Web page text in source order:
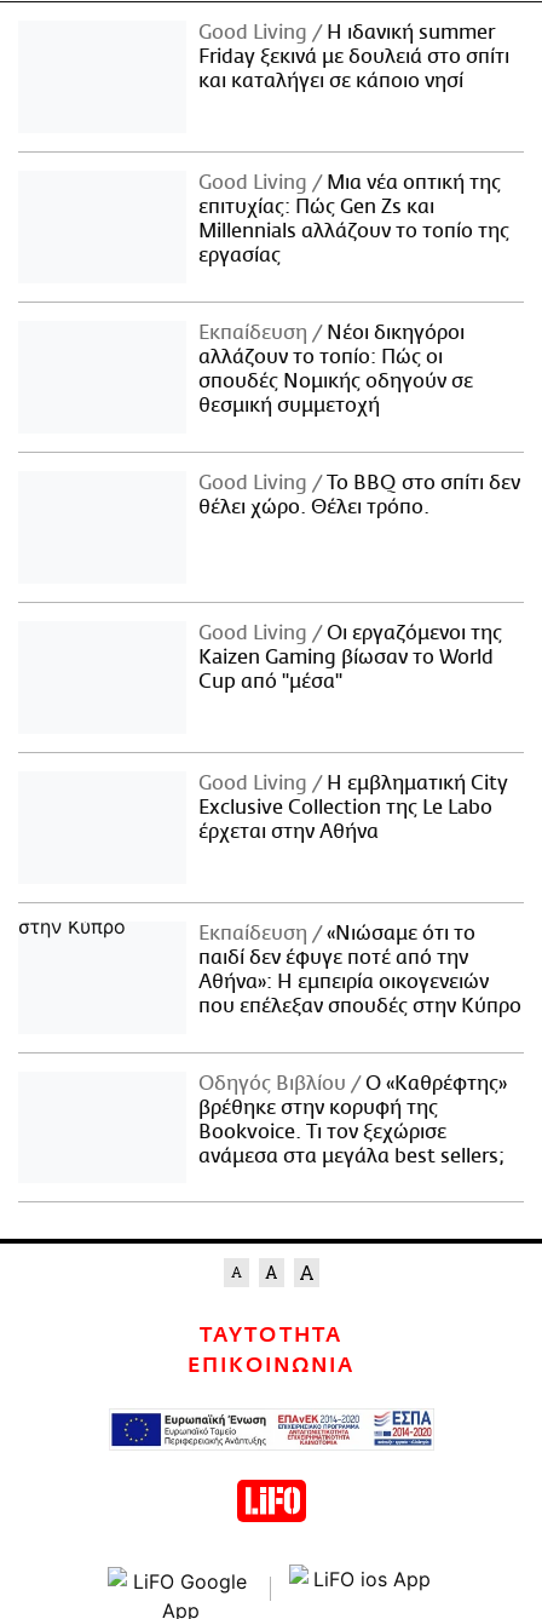
Good Living
Η ιδανική summer
Friday ξεκινά με δουλειά στο σπίτι
και καταλήγει σε κάποιο νησί
Good Living
Μια νέα οπτική της
επιτυχίας: Πώς Gen Zs και
Millennials αλλάζουν το τοπίο της
εργασίας
Εκπαίδευση
Νέοι δικηγόροι
αλλάζουν το τοπίο: Πώς οι
σπουδές Νομικής οδηγούν σε
θεσμική συμμετοχή
Good Living
Το BBQ στο σπίτι δεν
θέλει χώρο. Θέλει τρόπο.
Good Living
Οι εργαζόμενοι της
Kaizen Gaming βίωσαν το World
Cup από "μέσα"
Good Living
Η εμβληματική City
Exclusive Collection της Le Labo
έρχεται στην Αθήνα
Εκπαίδευση
«Νιώσαμε ότι το
παιδί δεν έφυγε ποτέ από την
Αθήνα»: Η εμπειρία οικογενειών
που επέλεξαν σπουδές στην Κύπρο
Οδηγός Βιβλίου
Ο «Καθρέφτης»
βρέθηκε στην κορυφή της
Bookvoice. Τι τον ξεχώρισε
ανάμεσα στα μεγάλα best sellers;
ΤΑΥΤΟΤΗΤΑ
ΕΠΙΚΟΙΝΩΝΙΑ